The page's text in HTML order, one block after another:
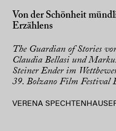
Von der Schönheit
Erzählens
The Guardian of Stories
Claudia Bellasi und
Steiner Ender im
39. Bolzano Film Festival
VERENA